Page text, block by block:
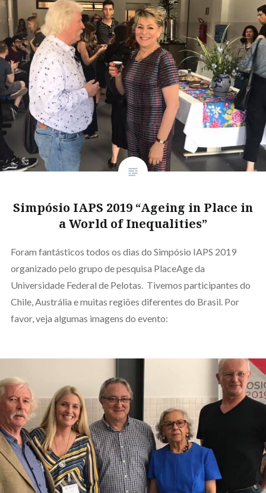
Simpósio IAPS 2019 “Ageing in Place in
a World of Inequalities”
Foram fantásticos todos os dias do Simpósio IAPS 2019
organizado pelo grupo de pesquisa PlaceAge da
Universidade Federal de Pelotas. Tivemos participantes do
Chile, Austrália e muitas regiões diferentes do Brasil. Por
favor, veja algumas imagens do evento: